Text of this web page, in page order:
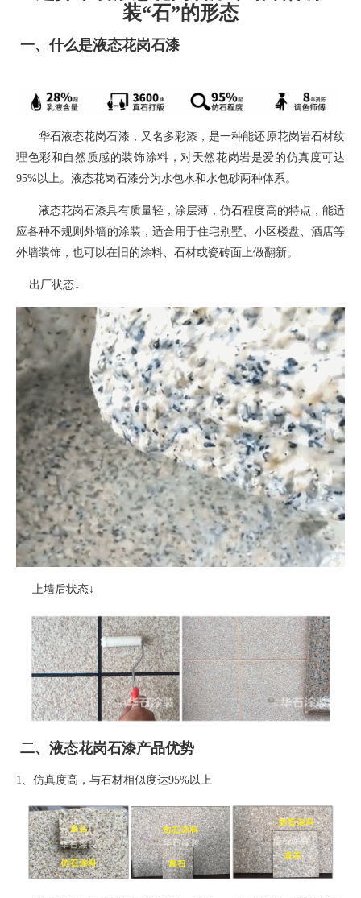
装“石”的形态
一、什么是液态花岗石漆
华石液态花岗石漆， 又名多彩漆，是一种能还原花岗岩石材纹
理色彩和自然质感的装饰涂料 ，对天然花岗岩是爱的仿真度可达
95%以上。液态花岗石漆分为水包水和水包砂两种体系。
液态花岗石漆具有质量轻，涂层薄，仿石程度高的特点，能适
应各种不规则外墙的涂装 ， 适合用于住宅别墅、小区楼盘、酒店等
外墙装饰，也可以在旧的涂料、石材或瓷砖面上做翻新。
出厂状态↓
上墙后状态↓
二、液态花岗石漆产品优势
1、 仿真度高，与石材相似度达95%以上